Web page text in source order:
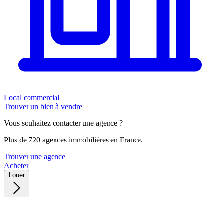
Local commercial
Trouver un bien à vendre
Vous souhaitez contacter une agence ?
Plus de 720 agences immobilières en France.
Trouver une agence
Acheter
Louer